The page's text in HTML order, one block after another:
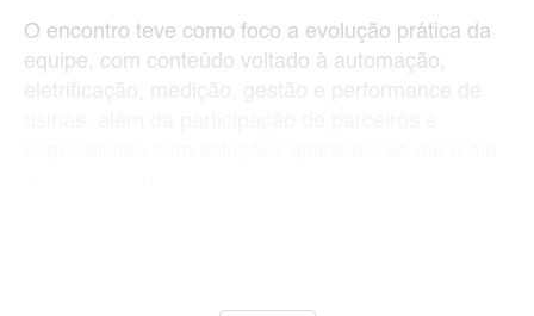
O encontro teve como foco a evolução prática da
equipe, com conteúdo voltado à automação,